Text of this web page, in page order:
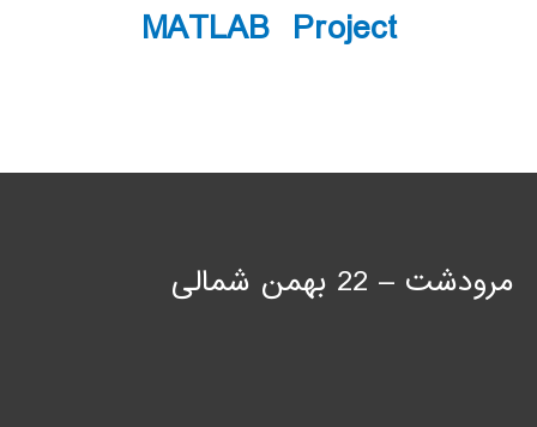
MATLAB Project
مرودشت – 22 بهمن شمالی